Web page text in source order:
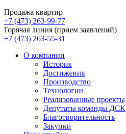
Продажа квартир
+7 (473) 263-99-77
Горячая линия (прием заявлений)
+7 (473) 263-55-31
О компании
История
Достижения
Производство
Технологии
Реализованные проекты
Депутаты команды ДСК
Благотворительность
Закупки